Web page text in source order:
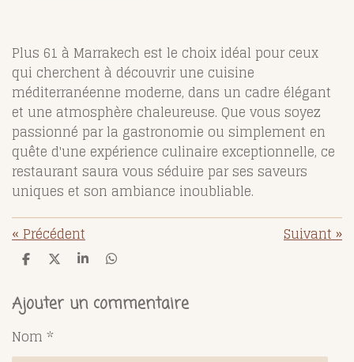
Plus 61 à Marrakech est le choix idéal pour ceux
qui cherchent à découvrir une cuisine
méditerranéenne moderne, dans un cadre élégant
et une atmosphère chaleureuse. Que vous soyez
passionné par la gastronomie ou simplement en
quête d'une expérience culinaire exceptionnelle, ce
restaurant saura vous séduire par ses saveurs
uniques et son ambiance inoubliable.
«Précédent Suivant»
P
t
a
e
r
P
t
a
r
P
t
a
r
P
t
a
r
Ajouter un commentaire
Nom *